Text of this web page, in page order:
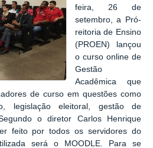
feira, 26 de
setembro, a Pró-
reitoria de Ensino
(PROEN) lançou
o curso online de
Gestão
Acadêmica que
de curso em questões como
legislação eleitoral, gestão de
o diretor Carlos Henrique
feito por todos os servidores do
será o MOODLE. Para se